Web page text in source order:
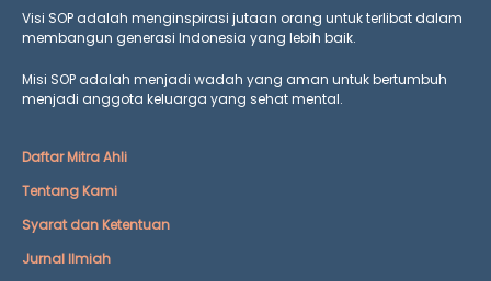
Visi SOP adalah menginspirasi jutaan orang untuk terlibat dalam
membangun generasi Indonesia yang lebih baik.
Misi SOP adalah menjadi wadah yang aman untuk bertumbuh
menjadi anggota keluarga yang sehat mental.
Daftar Mitra Ahli
Tentang Kami
Syarat dan Ketentuan
Jurnal Ilmiah